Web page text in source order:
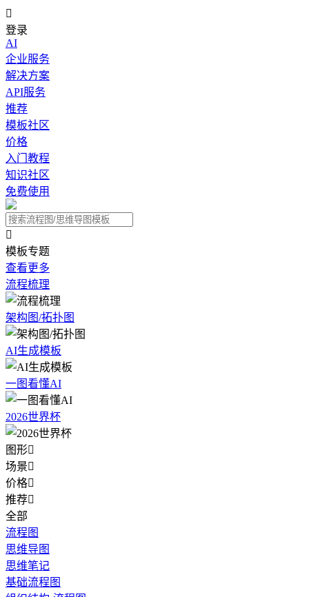

登录
AI
企业服务
解决方案
API服务
推荐
模板社区
价格
入门教程
知识社区
免费使用

模板专题
查看更多
流程梳理
架构图/拓扑图
AI生成模板
一图看懂AI
2026世界杯
图形
场景
价格
推荐
全部
流程图
思维导图
思维笔记
基础流程图